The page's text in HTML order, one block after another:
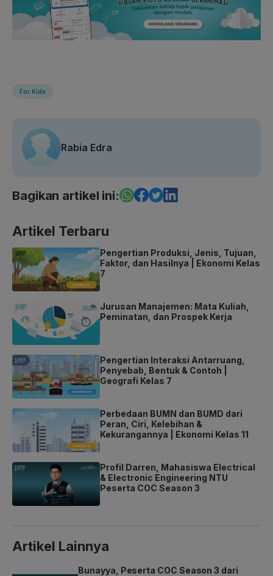
For Kids
Rabia Edra
Bagikan artikel ini:
Artikel Terbaru
Pengertian Produksi, Jenis, Tujuan,
Faktor, dan Hasilnya | Ekonomi Kelas
7
Jurusan Manajemen: Mata Kuliah,
Peminatan, dan Prospek Kerja
Pengertian Interaksi Antarruang,
Penyebab, Bentuk & Contoh |
Geografi Kelas 7
Perbedaan BUMN dan BUMD dari
Peran, Ciri, Kelebihan &
Kekurangannya | Ekonomi Kelas 11
Profil Darren, Mahasiswa Electrical
& Electronic Engineering NTU
Peserta COC Season 3
Artikel Lainnya
Bunayya, Peserta COC Season 3 dari